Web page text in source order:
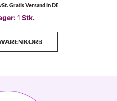
Gratis Versand in DE
1 Stk.